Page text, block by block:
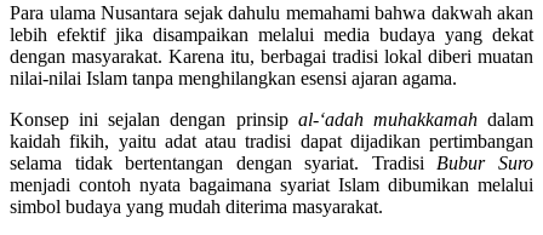
Para ulama Nusantara sejak dahulu memahami bahwa dakwah akan
lebih efektif jika disampaikan melalui media budaya yang dekat
dengan masyarakat. Karena itu, berbagai tradisi lokal diberi muatan
nilai-nilai Islam tanpa menghilangkan esensi ajaran agama.
Konsep ini sejalan dengan prinsip al-‘adah muhakkamahdalam
kaidah fikih, yaitu adat atau tradisi dapat dijadikan pertimbangan
selama tidak bertentangan dengan syariat. Tradisi Bubur Suro
menjadi contoh nyata bagaimana syariat Islam dibumikan melalui
simbol budaya yang mudah diterima masyarakat.